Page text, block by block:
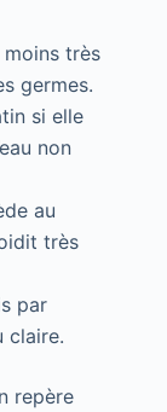
moins très
germes.
si elle
non
au
très
par
claire.
repère